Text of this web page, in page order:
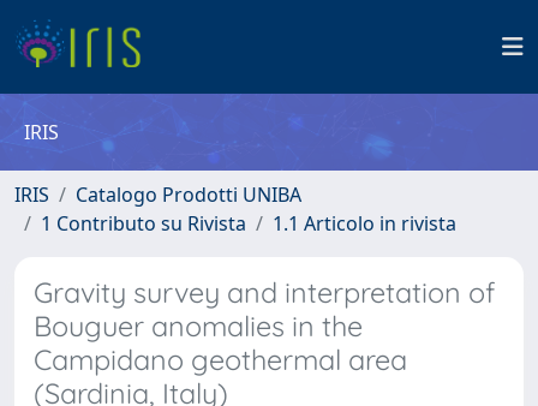
IRIS
IRIS
Catalogo Prodotti UNIBA
1 Contributo su Rivista
1.1 Articolo in rivista
Gravity survey and interpretation of
Bouguer anomalies in the
Campidano geothermal area
(Sardinia, Italy)